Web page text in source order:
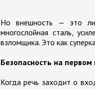
Но внешность — это
многослойная сталь,
взломщика. Это как
Безопасность на первом
Когда речь заходит о